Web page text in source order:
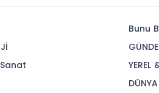
Bunu
YEREL
DÜNYA